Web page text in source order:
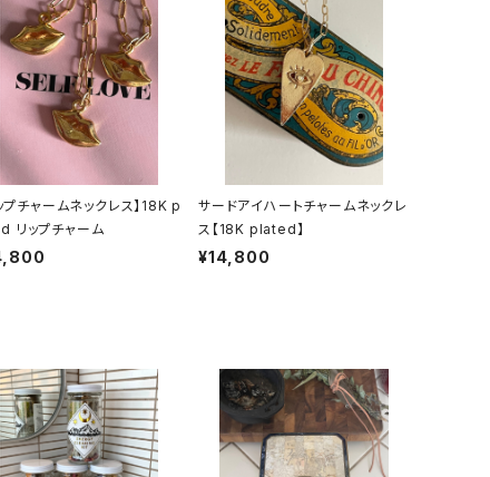
プチャームネックレス】18K p
リップチャーム
サードアイハートチャームネックレ
ス【18K plated】
¥14,800